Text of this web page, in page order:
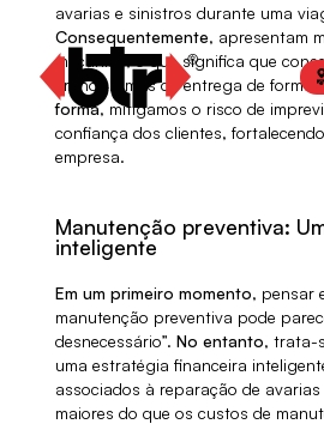
avarias e sinistros durante uma
Consequentemente, apresentam
mecânico, o que significa que
cronogramas de entrega de forma
forma, mitigamos o risco de
confiança dos clientes,
empresa.
Manutenção preventiva:
inteligente
Em um primeiro momento, pensar
manutenção preventiva pode
desnecessário”. No entanto, trata-
uma estratégia financeira
associados à reparação de
maiores do que os custos de